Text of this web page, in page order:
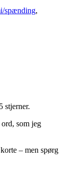
spænding,
stjerner.
som jeg
– men spørg